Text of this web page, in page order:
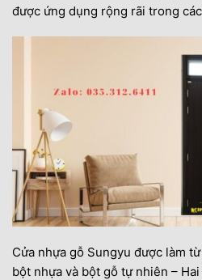
được ứng dụng rộng rãi trong
Cửa nhựa gỗ Sungyu được làm
bột nhựa và bột gỗ tự nhiên –